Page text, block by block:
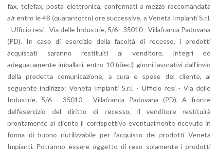
fax, telefax, posta elettronica, confermati a mezzo raccomandata
a/r entro le 48 (quarantotto) ore successive, a Veneta Impianti S.r.l.
- Ufficio resi - Via delle Industrie, 5/6 - 35010 - Villafranca Padovana
(PD). In caso di esercizio della facoltà di recesso, i prodotti
acquistati saranno restituiti al venditore, integri ed
adeguatamente imballati, entro 10 (dieci) giorni lavorativi dall'invio
della predetta comunicazione, a cura e spese del cliente, al
seguente indirizzo: Veneta Impianti S.r.l. - Ufficio resi - Via delle
Industrie, 5/6 - 35010 - Villafranca Padovana (PD). A fronte
dell'esercizio del diritto di recesso, il venditore restituirà
prontamente al cliente il corrispettivo eventualmente ricevuto in
forma di buono riutilizzabile per l'acquisto dei prodotti Veneta
Impianti. Potranno essere oggetto di reso solamente i prodotti